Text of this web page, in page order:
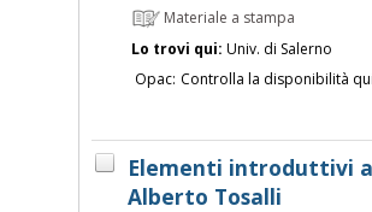
Materiale a stampa
Lo trovi qui: Univ. di Salerno
Opac: Controlla la disponibilità
Elementi introduttivi
Alberto Tosalli